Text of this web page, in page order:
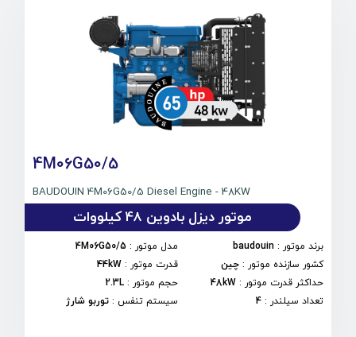
4M06G50/5
BAUDOUIN 4M06G50/5 Diesel Engine - 48KW
موتور دیزل بادوین 48 کیلووات
برند موتور :
baudouin مدل موتور :
4M06G50/5
کشور سازنده موتور : چین قدرت موتور :
44kW
حداکثر قدرت موتور :
48kW حجم موتور :
2.3L
تعداد سیلندر :
4 سیستم تنفس : توربو شارژ